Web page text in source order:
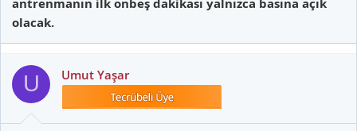
olacak.
U Umut Yaşar